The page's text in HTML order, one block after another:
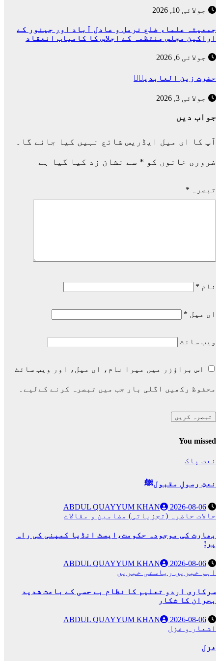
جولائی 10, 2026
جمعیتہ علماء ضلع نرمل و عادل آباد اور جینور کے
اراکین مجلس منتظمہ کے اجلاس کا کامیاب انعقاد
جولائی 6, 2026
حضرت زین العابدینؓ
جولائی 3, 2026
جواب دیں
آپ کا ای میل ایڈریس شائع نہیں کیا جائے گا۔
ضروری خانوں کو * سے نشان زد کیا گیا ہے
تبصرہ *
نام *
ای میل *
ویب‌ سائٹ
اس براؤزر میں میرا نام، ای میل، اور ویب سائٹ
محفوظ رکھیں اگلی بار جب میں تبصرہ کرنے کےلیے۔
You missed
نعت پاک
نعتِ رسولِ مقبولﷺ
2026-08-06
ABDUL QUAYYUM KHAN
حالات حاضرہ (تجزیاتی) مضامین و مقالات
بھارت کی موجودہ حکومت،ایسٹ انڈیا کمپنی کی راہ
پر!
2026-08-06
ABDUL QUAYYUM KHAN
اہم خبریں ریاستی خبریں
سرکاری اردو تعلیم کا نظام بے حسی کے باعث شدید
بحران کا شکار
2026-08-06
ABDUL QUAYYUM KHAN
اشعار و غزل
غزل